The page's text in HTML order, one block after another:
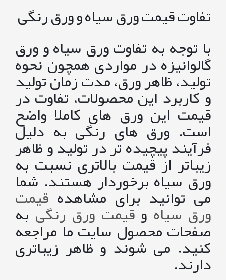
تفاوت قیمت ورق سیاه و ورق رنگی
با توجه به تفاوت ورق سیاه و ورق
گالوانیزه در مواردی همچون نحوه
تولید، ظاهر ورق، مدت زمان تولید
و کاربرد این محصولات، تفاوت در
قیمت این ورق های کاملا واضح
است. ورق های رنگی به دلیل
فرآیند پیچیده تر در تولید و ظاهر
زیباتر از قیمت بالاتری نسبت به
ورق سیاه برخوردار هستند. شما
می توانید برای مشاهده قیمت
ورق سیاه وقیمت ورق رنگی به
صفحات محصول سایت ما مراجعه
کنید. می شوند و ظاهر زیباتری
دارند.